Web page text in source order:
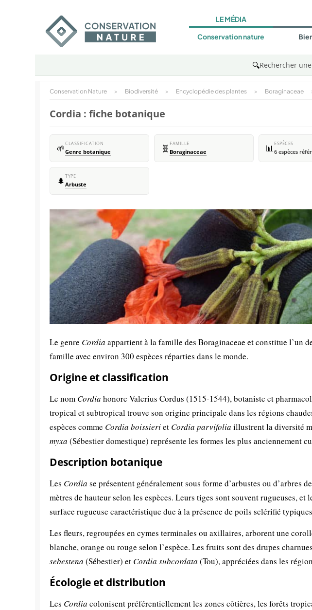
LE MÉDIA
Conservation nature
🔍Rechercher
Conservation Nature > Biodiversité > Encyclopédie des plantes > Boraginaceae
Cordia : fiche botanique
🌱CLASSIFICATION
Genre botanique 🧬 FAMILLE
Boraginaceae 📊 ESPÈCES
6 espèces
🌲 TYPE
Arbuste
Le genre Cordia appartient à la famille des Boraginaceae et constitue l’un
famille avec environ 300 espèces réparties dans le monde.
Origine et classification
Le nom Cordia honore Valerius Cordus (1515-1544), botaniste et
tropical et subtropical trouve son origine principale dans les régions
espèces comme Cordia boissieriet Cordia parvifolia illustrent la diversité
myxa (Sébestier domestique) représente les formes les plus anciennement
Description botanique
Les Cordia se présentent généralement sous forme d’arbustes ou d’arbres
mètres de hauteur selon les espèces. Leurs tiges sont souvent rugueuses,
surface rugueuse caractéristique due à la présence de poils sclérifié
Les fleurs, regroupées en cymes terminales ou axillaires, arborent une
blanche, orange ou rouge selon l’espèce. Les fruits sont des drupes
sebestena (Sébestier) et Cordia subcordata (Tou), appréciées dans les
Écologie et distribution
Les Cordia colonisent préférentiellement les zones côtières, les forêts